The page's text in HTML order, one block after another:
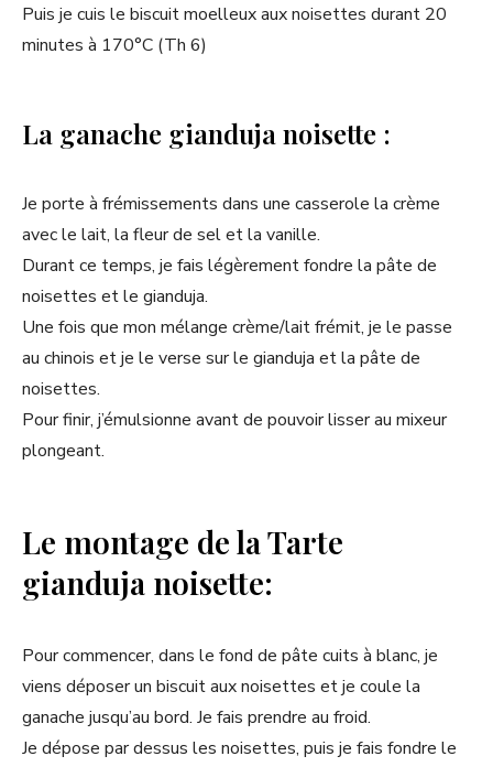
Puis je cuis le biscuit moelleux aux noisettes durant 20
minutes à 170°C (Th 6)
La ganache gianduja noisette :
Je porte à frémissements dans une casserole la crème
avec le lait, la fleur de sel et la vanille.
Durant ce temps, je fais légèrement fondre la pâte de
noisettes et le gianduja.
Une fois que mon mélange crème/lait frémit, je le passe
au chinois et je le verse sur le gianduja et la pâte de
noisettes.
Pour finir, j’émulsionne avant de pouvoir lisser au mixeur
plongeant.
Le montage de la Tarte
gianduja noisette:
Pour commencer, dans le fond de pâte cuits à blanc, je
viens déposer un biscuit aux noisettes et je coule la
ganache jusqu’au bord. Je fais prendre au froid.
Je dépose par dessus les noisettes, puis je fais fondre le